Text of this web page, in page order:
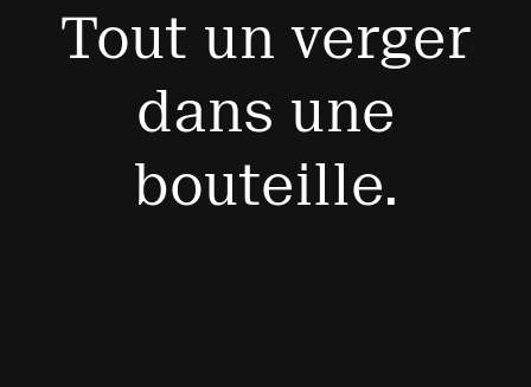
Tout un verger
dans une
bouteille.